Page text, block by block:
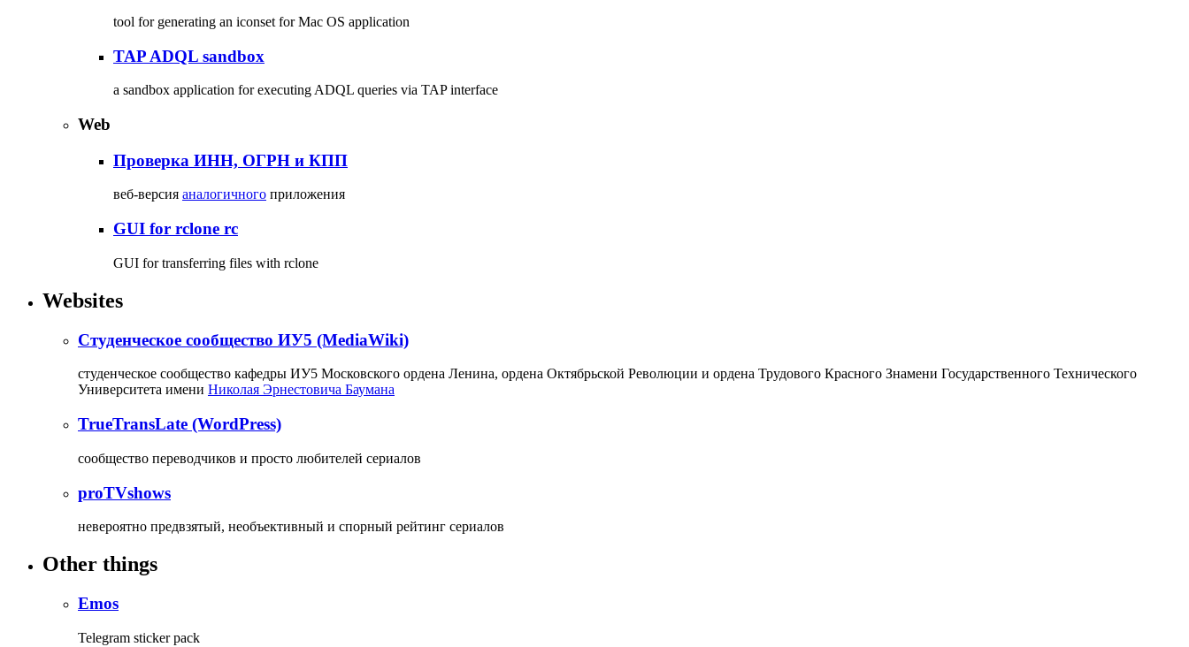
tool for generating an iconset for Mac OS application
TAP ADQL sandbox
a sandbox application for executing ADQL queries via TAP interface
Web
Проверка ИНН, ОГРН и КПП
веб-версия аналогичного приложения
GUI for rclone rc
GUI for transferring files with rclone
Websites
Студенческое сообщество ИУ5 (MediaWiki)
студенческое сообщество кафедры ИУ5 Московского ордена Ленина, ордена Октябрьской Революции и ордена Трудового Красного Знамени Государственного Технического
Университета имени Николая Эрнестовича Баумана
TrueTransLate (WordPress)
сообщество переводчиков и просто любителей сериалов
proTVshows
невероятно предвзятый, необъективный и спорный рейтинг сериалов
Other things
Emos
Telegram sticker pack